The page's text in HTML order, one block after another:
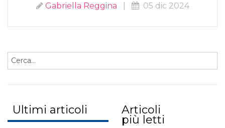
Gabriella Reggina 05 dic 2024
Ultimi articoli Articoli
più letti